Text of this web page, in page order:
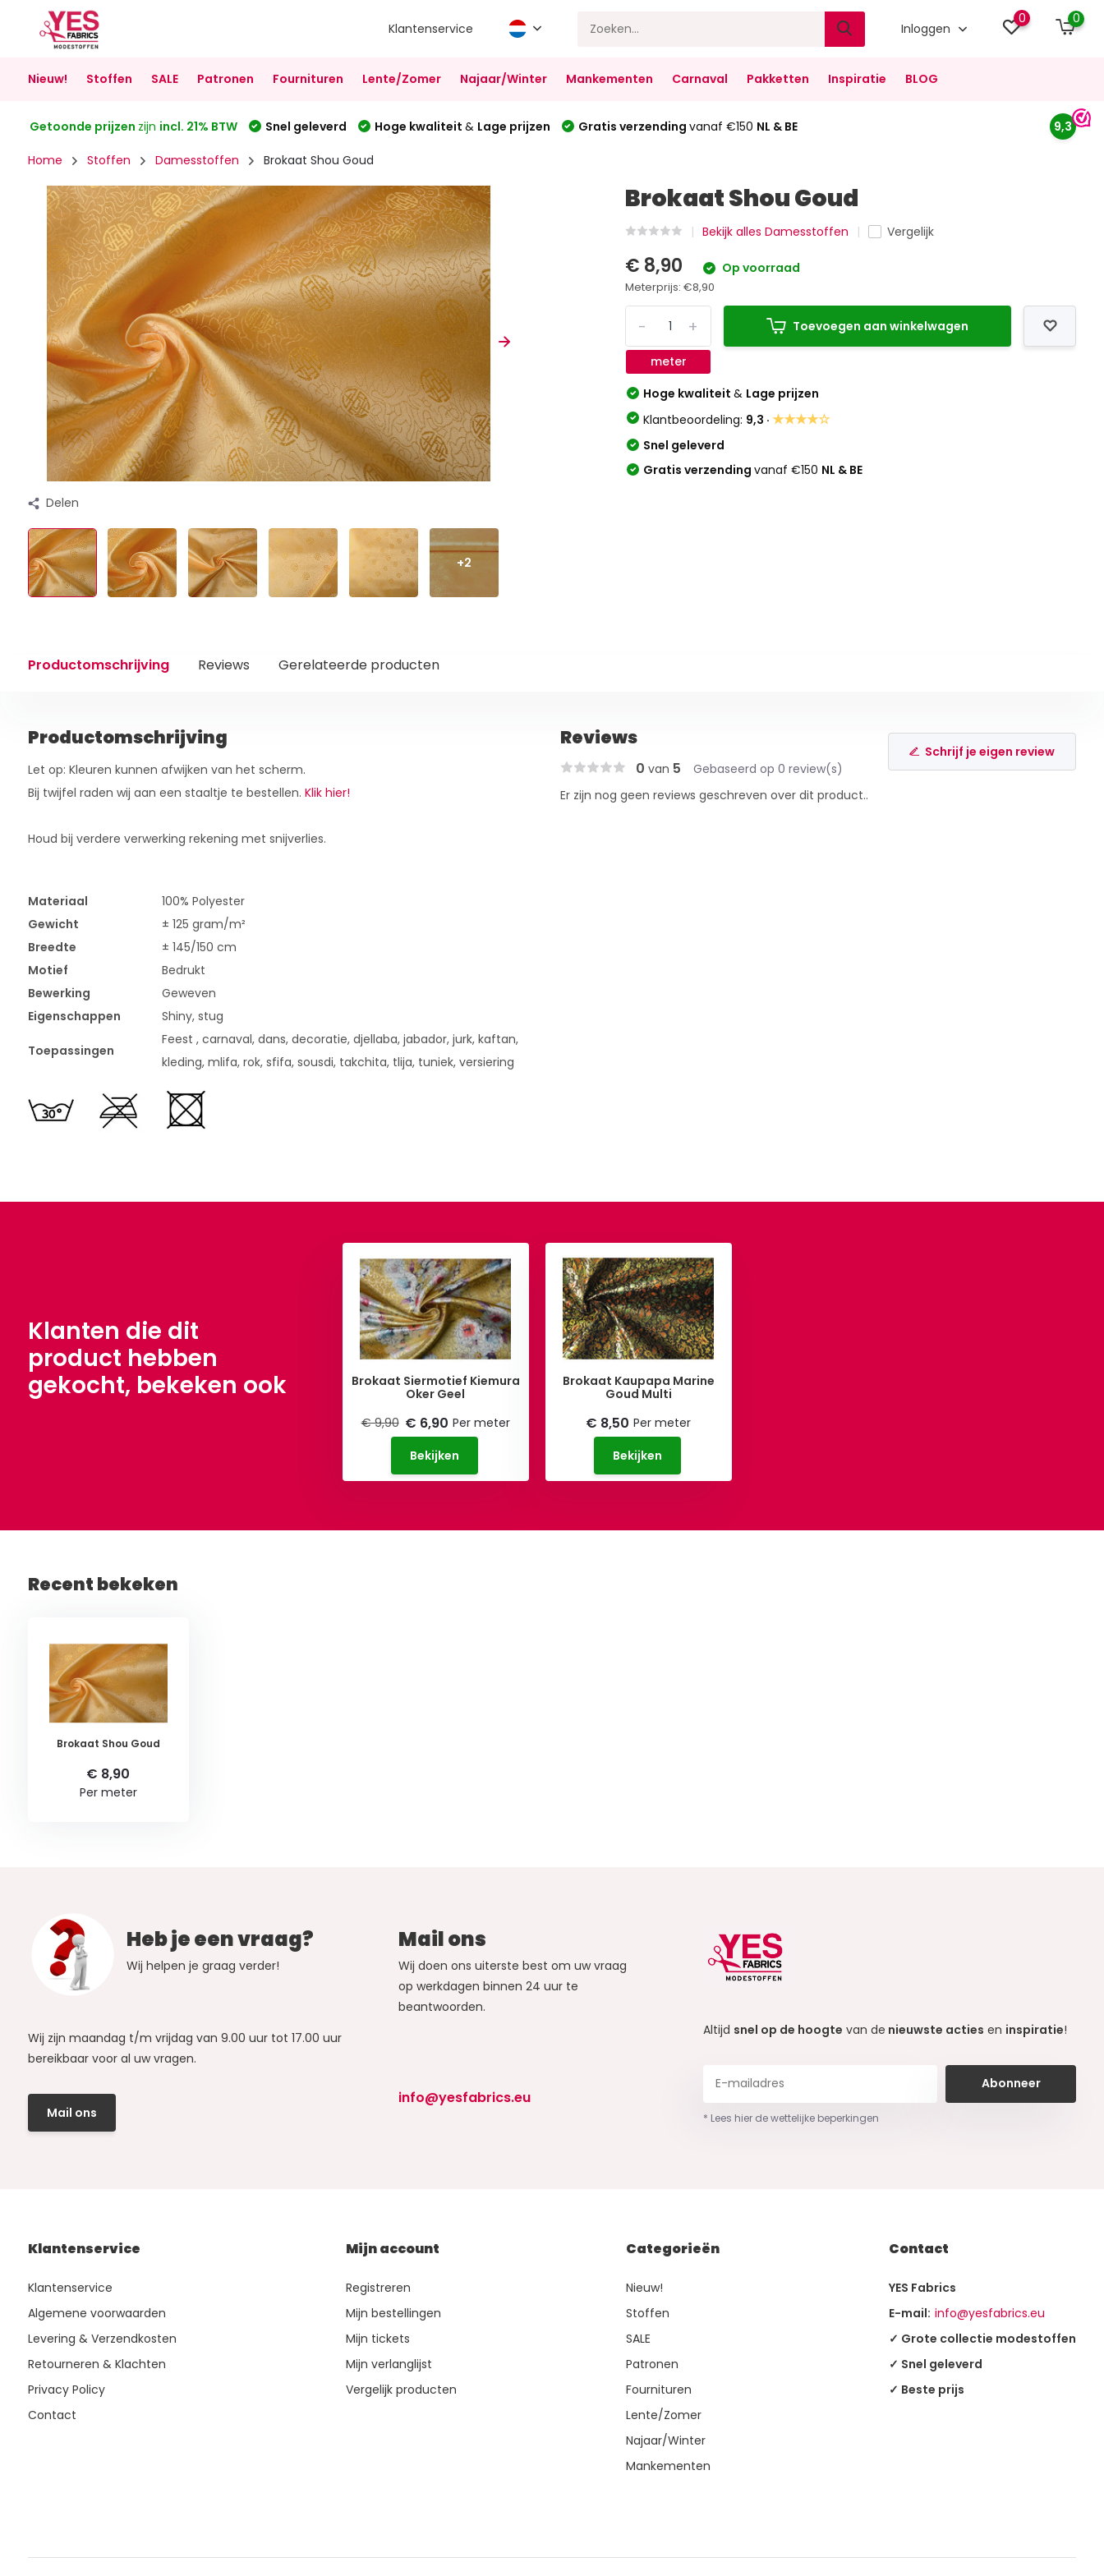
Klantenservice Inloggen
0 0
Nieuw! Stoffen SALE Patronen Fournituren Lente/Zomer Najaar/Winter Mankementen Carnaval Pakketten Inspiratie BLOG
Getoonde prijzen zijn incl. 21% BTW Snel geleverd Hoge kwaliteit & Lage prijzen Gratis verzending vanaf €150 NL & BE 9,3
Home Stoffen Damesstoffen Brokaat Shou Goud
Delen
+2
Brokaat Shou Goud
Bekijk alles Damesstoffen Vergelijk
€ 8,90 Op voorraad
Meterprijs:€8,90
+
-
meter
Toevoegen aan winkelwagen
Hoge kwaliteit& Lage prijzen
Klantbeoordeling: 9,3 ·★★★★☆
Snel geleverd
Gratis verzendingvanaf €150 NL & BE
Productomschrijving Reviews Gerelateerde producten
Productomschrijving
Let op: Kleuren kunnen afwijken van het scherm.
Bij twijfel raden wij aan een staaltje te bestellen. Klik hier!
Houd bij verdere verwerking rekening met snijverlies.
Materiaal
100% Polyester
Gewicht
± 125 gram/m²
Breedte
± 145/150 cm
Motief
Bedrukt
Bewerking
Geweven
Eigenschappen
Shiny, stug
Toepassingen
Feest , carnaval, dans, decoratie, djellaba, jabador, jurk, kaftan,
kleding, mlifa, rok, sfifa, sousdi, takchita, tlija, tuniek, versiering
Reviews
0 van 5 Gebaseerd op 0 review(s)
Schrijf je eigen review
Er zijn nog geen reviews geschreven over dit product..
Klanten die dit
product hebben
gekocht, bekeken ook
Brokaat Siermotief Kiemura
Oker Geel
€ 9,90 € 6,90 Per meter
Bekijken
Brokaat Kaupapa Marine
Goud Multi
€ 8,50 Per meter
Bekijken
Recent bekeken
Brokaat Shou Goud
€ 8,90
Per meter
Heb je een vraag?
Wij helpen je graag verder!
Wij zijn maandag t/m vrijdag van 9.00 uur tot 17.00 uur
bereikbaar voor al uw vragen.
Mail ons
Mail ons
Wij doen ons uiterste best om uw vraag
op werkdagen binnen 24 uur te
beantwoorden.
info@yesfabrics.eu
Altijd snel op de hoogte van de nieuwste acties en inspiratie!
Abonneer
* Lees hier de wettelijke beperkingen
Klantenservice
Klantenservice
Algemene voorwaarden
Levering & Verzendkosten
Retourneren & Klachten
Privacy Policy
Contact
Mijn account
Registreren
Mijn bestellingen
Mijn tickets
Mijn verlanglijst
Vergelijk producten
Categorieën
Nieuw!
Stoffen
SALE
Patronen
Fournituren
Lente/Zomer
Najaar/Winter
Mankementen
Contact
YES Fabrics
E-mail: info@yesfabrics.eu
✓ Grote collectie modestoffen
✓ Snel geleverd
✓ Beste prijs